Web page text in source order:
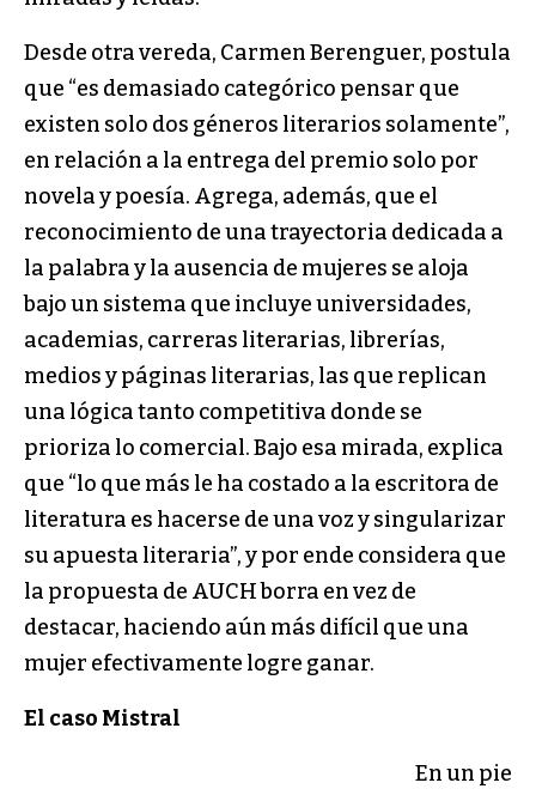
Desde otra vereda, Carmen Berenguer, postula
que “es demasiado categórico pensar que
existen solo dos géneros literarios solamente”,
en relación a la entrega del premio solo por
novela y poesía. Agrega, además, que el
reconocimiento de una trayectoria dedicada a
la palabra y la ausencia de mujeres se aloja
bajo un sistema que incluye universidades,
academias, carreras literarias, librerías,
medios y páginas literarias, las que replican
una lógica tanto competitiva donde se
prioriza lo comercial. Bajo esa mirada, explica
que “lo que más le ha costado a la escritora de
literatura es hacerse de una voz y singularizar
su apuesta literaria”, y por ende considera que
la propuesta de AUCH borra en vez de
destacar, haciendo aún más difícil que una
mujer efectivamente logre ganar.
El caso Mistral
En un pie